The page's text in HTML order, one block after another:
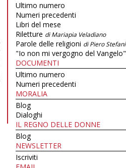
Ultimo numero
Numeri precedenti
Libri del mese
Riletture di Mariapia Veladiano
Parole delle religioni di Piero Stefani
"Io non mi vergogno del Vangelo"
DOCUMENTI
Ultimo numero
Numeri precedenti
MORALIA
Blog
Dialoghi
IL REGNO DELLE DONNE
Blog
NEWSLETTER
Iscriviti